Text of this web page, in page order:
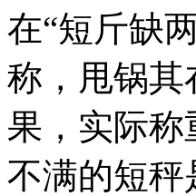
在“短斤缺
称，甩锅其
果，实际称
不满的短秤